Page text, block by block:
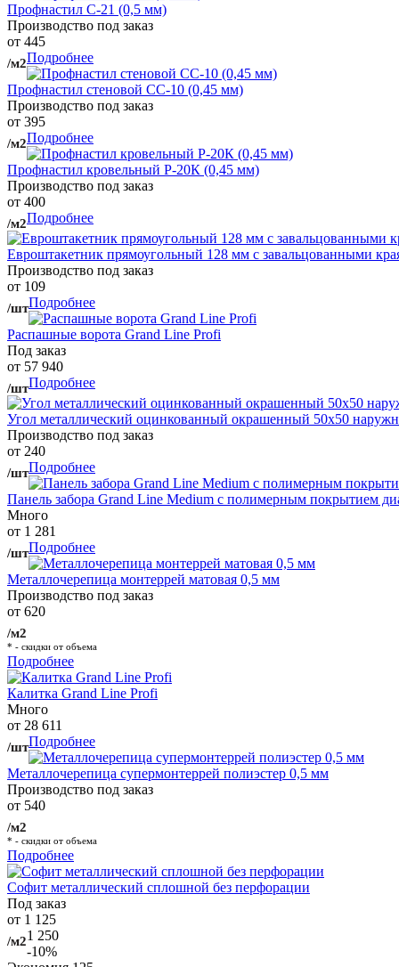
Профнастил С-21 (0,5 мм)
Производство под заказ
от 445
/м2Подробнее
Профнастил стеновой СС-10 (0,45 мм)
Производство под заказ
от 395
/м2Подробнее
Профнастил кровельный Р-20К (0,45 мм)
Производство под заказ
от 400
/м2Подробнее
Евроштакетник прямоугольный 128 мм с завальцованными
Производство под заказ
от 109
/штПодробнее
Распашные ворота Grand Line Profi
Под заказ
от 57 940
/штПодробнее
Угол металлический оцинкованный окрашенный 50х50
Производство под заказ
от 240
/штПодробнее
Панель забора Grand Line Medium с полимерным покрытием
Много
от 1 281
/штПодробнее
Металлочерепица монтеррей матовая 0,5 мм
Производство под заказ
от 620
/м2
* - скидки от объема
Подробнее
Калитка Grand Line Profi
Много
от 28 611
/штПодробнее
Металлочерепица супермонтеррей полиэстер 0,5 мм
Производство под заказ
от 540
/м2
* - скидки от объема
Подробнее
Софит металлический сплошной без перфорации
Под заказ
от 1 125
/м21 250
-10%